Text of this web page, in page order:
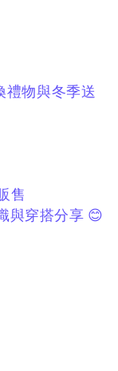
禮物與冬季送
售
與穿搭分享 😊